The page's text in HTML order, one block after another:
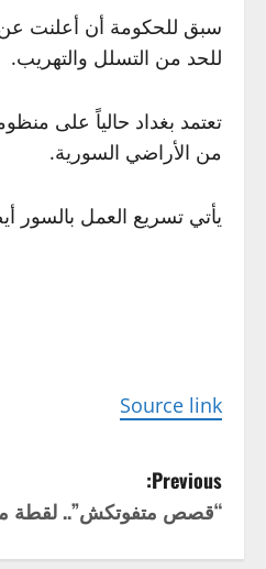
سبق للحكومة أن أعلنت عن
للحد من التسلل والتهريب.
تعتمد بغداد حالياً على
من الأراضي السورية.
يأتي تسريع العمل
Source link
P
o
Previous:
“قصص متفوتكش”.. لقطة